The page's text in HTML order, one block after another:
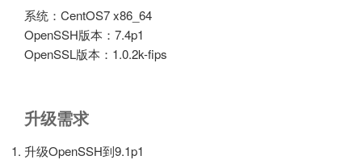
系统：CentOS7 x86_64
OpenSSH版本：7.4p1
OpenSSL版本：1.0.2k-fips
升级需求
升级OpenSSH到9.1p1